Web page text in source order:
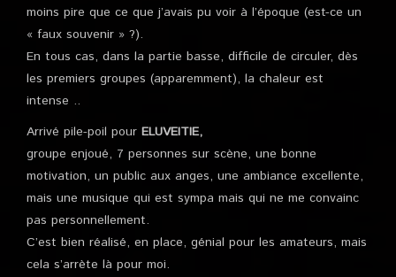
moins pire que ce que j’avais pu voir à l’époque (est-ce un
« faux souvenir » ?).
En tous cas, dans la partie basse, difficile de circuler, dès
les premiers groupes (apparemment), la chaleur est
intense ..
Arrivé pile-poil pour ELUVEITIE,
groupe enjoué, 7 personnes sur scène, une bonne
motivation, un public aux anges, une ambiance excellente,
mais une musique qui est sympa mais qui ne me convainc
pas personnellement.
C’est bien réalisé, en place, génial pour les amateurs, mais
cela s’arrète là pour moi.